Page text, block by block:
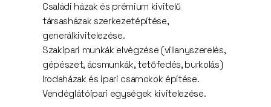
Családi házak és prémium kivitelű
társasházak szerkezetépítése,
generálkivitelezése.
Szakipari munkák elvégzése (villanyszerelés,
gépészet, ácsmunkák, tetőfedés, burkolás)
Irodaházak és ipari csarnokok építése.
Vendéglátóipari egységek kivitelezése.